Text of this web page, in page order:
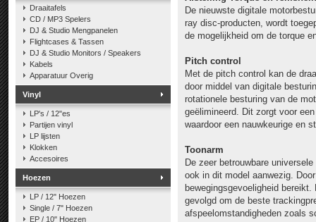
Draaitafels
CD / MP3 Spelers
DJ & Studio Mengpanelen
Flightcases & Tassen
DJ & Studio Monitors / Speakers
Kabels
Apparatuur Overig
Vinyl
LP's / 12"es
Partijen vinyl
LP lijsten
Klokken
Accesoires
Hoezen
LP / 12" Hoezen
Single / 7" Hoezen
EP / 10" Hoezen
De nieuwste digitale
ray disc-producten, wordt
de mogelijkheid om de torque
Pitch control
Met de pitch control kan de
door middel van digitale
rotationele besturing van de
geëlimineerd. Dit zorgt voor
waardoor een nauwkeurige en
Toonarm
De zeer betrouwbare
ook in dit model aanwezig.
bewegingsgevoeligheid
gevolgd om de beste
afspeelomstandigheden zoals